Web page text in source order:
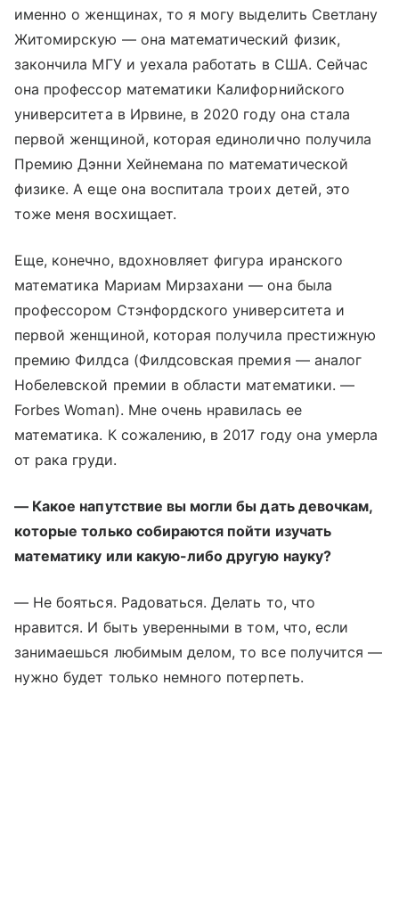
именно о женщинах, то я могу выделить Светлану
Житомирскую — она математический физик,
закончила МГУ и уехала работать в США. Сейчас
она профессор математики Калифорнийского
университета в Ирвине, в 2020 году она стала
первой женщиной, которая единолично получила
Премию Дэнни Хейнемана по математической
физике. А еще она воспитала троих детей, это
тоже меня восхищает.
Еще, конечно, вдохновляет фигура иранского
математика Мариам Мирзахани — она была
профессором Стэнфордского университета и
первой женщиной, которая получила престижную
премию Филдса (Филдсовская премия — аналог
Нобелевской премии в области математики. —
Forbes Woman). Мне очень нравилась ее
математика. К сожалению, в 2017 году она умерла
от рака груди.
— Какое напутствие вы могли бы дать девочкам,
которые только собираются пойти изучать
математику или какую-либо другую науку?
— Не бояться. Радоваться. Делать то, что
нравится. И быть уверенными в том, что, если
занимаешься любимым делом, то все получится —
нужно будет только немного потерпеть.